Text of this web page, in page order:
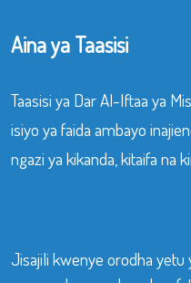
Aina ya Taasisi
Taasisi ya Dar Al-Iftaa ya
isiyo ya faida ambayo
ngazi ya kikanda, kitaifa na
Jisajili kwenye orodha yetu